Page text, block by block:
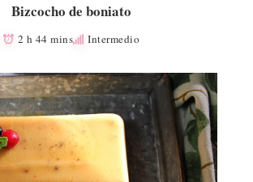
Bizcocho de boniato
2 h 44 mins Intermedio